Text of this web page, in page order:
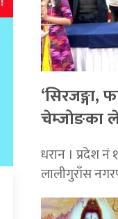
‘सिरजङ्गा,
चेम्जोङका
धरान । प्रदेश
लालीगुराँस